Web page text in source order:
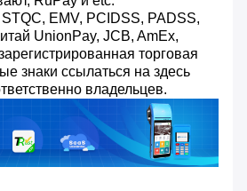
EMV, PCIDSS, PADSS,
UnionPay, JCB, AmEx,
торговая
знаки ссылаться на здесь
владельцев.